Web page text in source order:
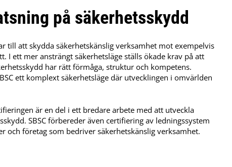
på säkerhetsskydd
till att skydda säkerhetskänslig verksamhet mot exempelvis
I ett mer ansträngt säkerhetsläge ställs ökade krav på att
har rätt förmåga, struktur och kompetens.
ett komplext säkerhetsläge där utvecklingen i omvärlden
är en del i ett bredare arbete med att utveckla
SBSC förbereder även certifiering av ledningssystem
och företag som bedriver säkerhetskänslig verksamhet.